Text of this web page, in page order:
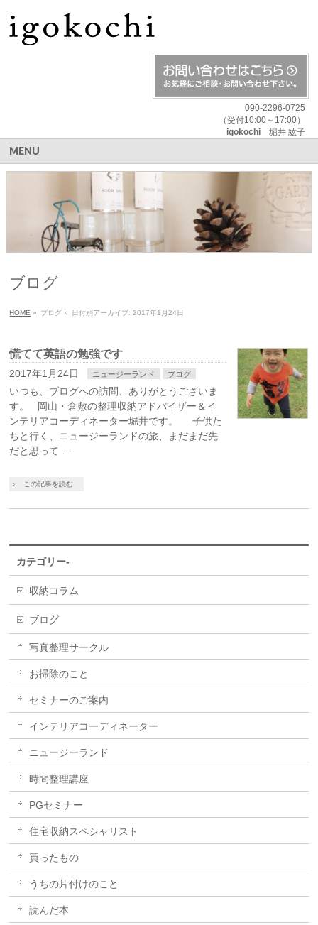
090-2296-0725
（受付10:00～17:00）
igokochi堀井 紘子
MENU
ブログ
HOME » ブログ » 日付別アーカイブ: 2017年1月24日
慌てて英語の勉強です
2017年1月24日 ニュージーランド ブログ
いつも、ブログへの訪問、ありがとうございま
す。 岡山・倉敷の整理収納アドバイザー＆イ
ンテリアコーディネーター堀井です。 子供た
ちと行く、ニュージーランドの旅、まだまだ先
だと思って …
この記事を読む
カテゴリー-
収納コラム
ブログ
写真整理サークル
お掃除のこと
セミナーのご案内
インテリアコーディネーター
ニュージーランド
時間整理講座
PGセミナー
住宅収納スペシャリスト
買ったもの
うちの片付けのこと
読んだ本